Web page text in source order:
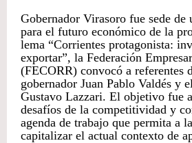
Gobernador Virasoro fue sede de
para el futuro económico de la
lema “Corrientes protagonista:
exportar”, la Federación
(FECORR) convocó a referentes
gobernador Juan Pablo Valdés y
Gustavo Lazzari. El objetivo fue
desafíos de la competitividad y
agenda de trabajo que permita a
capitalizar el actual contexto de